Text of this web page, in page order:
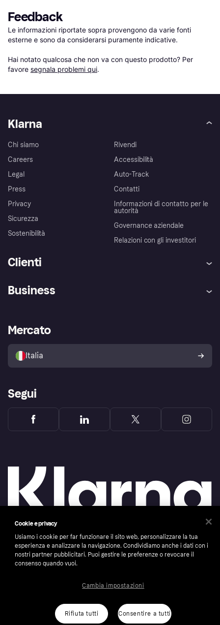
Feedback
Le informazioni riportate sopra provengono da varie fonti
esterne e sono da considerarsi puramente indicative.
Hai notato qualcosa che non va con questo prodotto? Per
favore segnala problemi qui.
Klarna
Chi siamo
Careers
Legal
Press
Privacy
Sicurezza
Sostenibilità
Rivendi
Accessibilità
Auto-Track
Contatti
Informazioni di contatto per le
autorità
Governance aziendale
Relazioni con gli investitori
Clienti
Assistenza
Esplora i negozi
Politica di protezione
dell'acquirente Klarna
Business
Accesso aziende
Mercato
Italia
Segui
Copyright © 2005-2026 Klarna Bank AB (publ). Headquarters: Stockholm, Sweden. All
rights reserved. Klarna Bank AB (publ). Sveavägen 46, 111 34 Stockholm. Organization
number: 556737-0431
Cookie e privacy
Usiamo i cookie per far funzionare il sito web, personalizzare la tua
esperienza e analizzare la navigazione. Condividiamo anche i dati con i
nostri partner pubblicitari. Puoi gestire le preferenze o revocare il
consenso quando vuoi.
Rifiuta tutti Consentire a tutti
Cambia impostazioni